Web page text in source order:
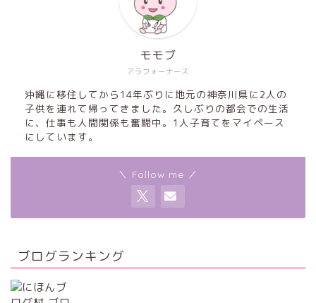
アラフォーナース
モモブ
沖縄に移住してから14年ぶりに地元の神奈川県に2人の
子供を連れて帰ってきました。久しぶりの都会での生活
に、仕事も人間関係も奮闘中。1人子育てをマイペース
にしています。
＼ Follow me ／
ブログランキング